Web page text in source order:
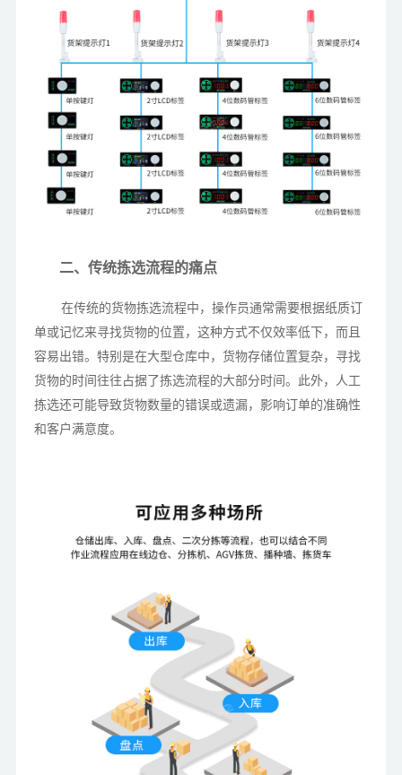
二、传统拣选流程的痛点
在传统的货物拣选流程中，操作员通常需要根据纸质订
单或记忆来寻找货物的位置，这种方式不仅效率低下，而且
容易出错。特别是在大型仓库中，货物存储位置复杂，寻找
货物的时间往往占据了拣选流程的大部分时间。此外，人工
拣选还可能导致货物数量的错误或遗漏，影响订单的准确性
和客户满意度。